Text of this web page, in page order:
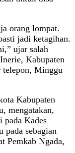
orang lompat.
jadi ketagihan.
ujar salah
Kabupaten
telepon, Minggu
Kabupaten
mengatakan,
pada Kades
pada sebagian
Pemkab Ngada,